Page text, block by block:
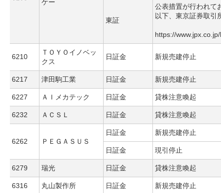
ケー
東証
公表措置が行われて
以下、東京証券取引
https://
6210
ＴＯＹＯイノベッ
クス
日証金 新規売建停止
6217 津田駒工業 日証金 新規売建停止
6227 ＡＩメカテック 日証金 貸株注意喚起
6232 ＡＣＳＬ 日証金 貸株注意喚起
6262 ＰＥＧＡＳＵＳ
日証金 新規売建停止
日証金 現引停止
6279 瑞光 日証金 貸株注意喚起
6316 丸山製作所 日証金 新規売建停止